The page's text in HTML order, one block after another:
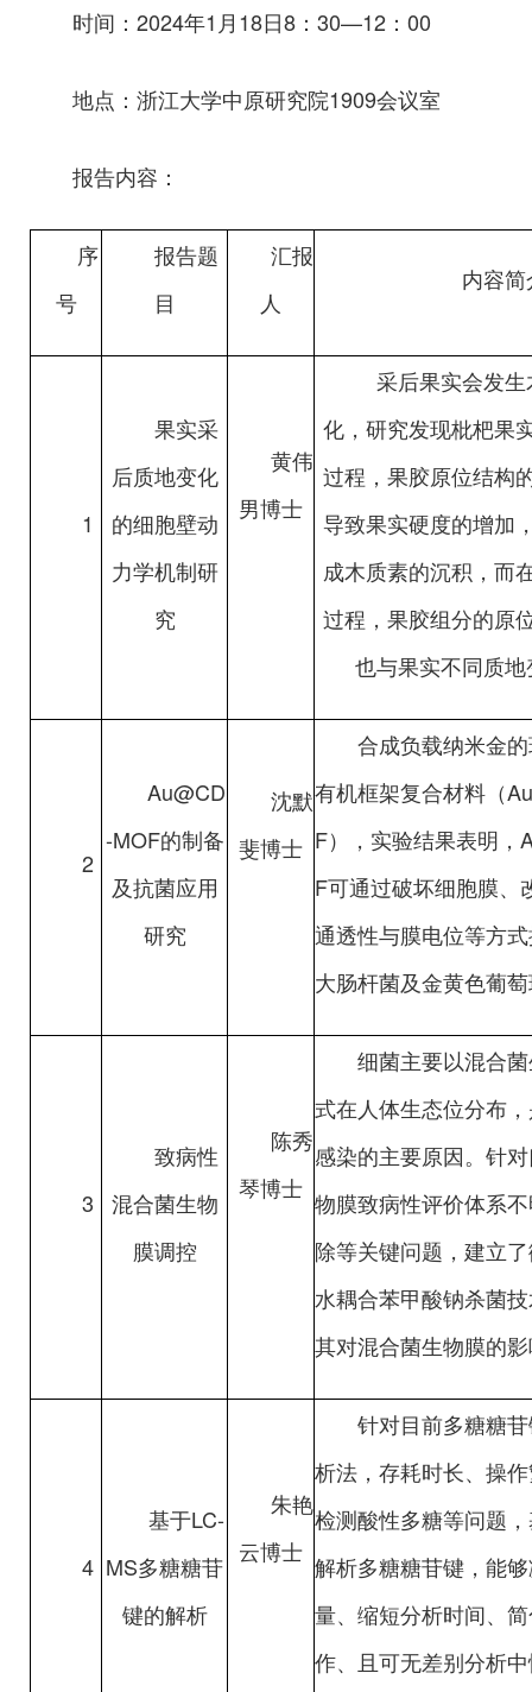
时间：2024年1月18日8：30—12：00
地点：浙江大学中原研究院1909会议室
报告内容：
序
号
报告题
目
汇报
人
内容简
1
果实采
后质地变化
的细胞壁动
力学机制研
究
黄伟
男博士
采后果实会发
化，研究发现枇杷果
过程，果胶原位结构
导致果实硬度的增加
成木质素的沉积，而
过程，果胶组分的原
也与果实不同质
2
Au@CD
-MOF的制备
及抗菌应用
研究
沈默
斐博士
合成负载纳米金
有机框架复合材料（
F），实验结果表明，
F可通过破坏细胞膜、
通透性与膜电位等方
大肠杆菌及金黄色葡
3
致病性
混合菌生物
膜调控
陈秀
琴博士
细菌主要以混合
式在人体生态位分布
感染的主要原因。针
物膜致病性评价体系
除等关键问题，建立
水耦合苯甲酸钠杀菌
其对混合菌生物膜的
4
基于LC-
MS多糖糖苷
键的解析
朱艳
云博士
针对目前多糖糖
析法，存耗时长、操
检测酸性多糖等问题
解析多糖糖苷键，能
量、缩短分析时间、
作、且可无差别分析